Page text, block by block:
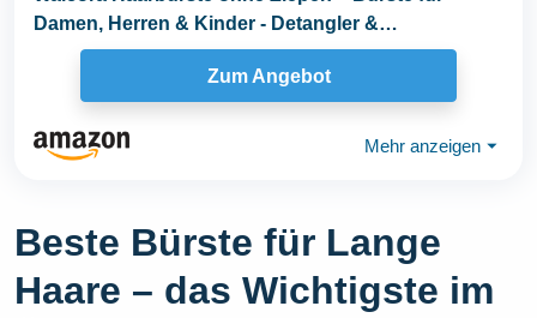
Damen, Herren & Kinder - Detangler &
Entwirrbürste...
Zum Angebot
Mehr anzeigen ⏷
Beste Bürste für Lange
Haare – das Wichtigste im